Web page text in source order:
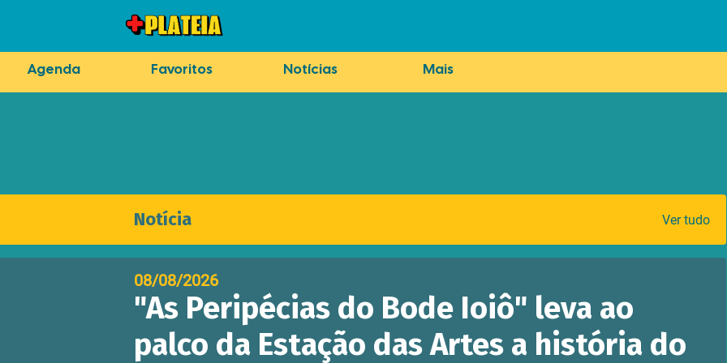
Agenda Favoritos Notícias Mais
Notícia Ver tudo
08/08/2026
"As Peripécias do Bode Ioiô" leva ao
palco da Estação das Artes a história do